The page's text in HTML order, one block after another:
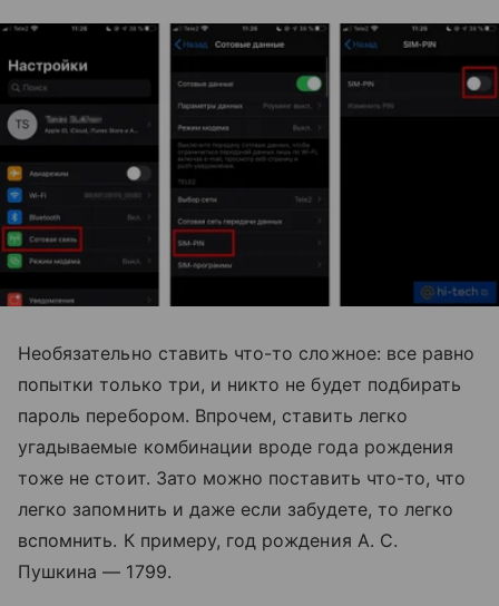
Необязательно ставить что-то сложное: все равно
попытки только три, и никто не будет подбирать
пароль перебором. Впрочем, ставить легко
угадываемые комбинации вроде года рождения
тоже не стоит. Зато можно поставить что-то, что
легко запомнить и даже если забудете, то легко
вспомнить. К примеру, год рождения А. С.
Пушкина — 1799.